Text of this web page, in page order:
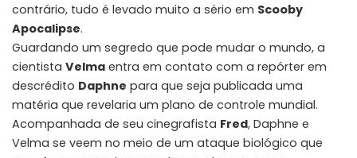
contrário, tudo é levado muito a sério em Scooby
Apocalipse.
Guardando um segredo que pode mudar o mundo, a
cientista Velma entra em contato com a repórter em
descrédito Daphne para que seja publicada uma
matéria que revelaria um plano de controle mundial.
Acompanhada de seu cinegrafista Fred, Daphne e
Velma se veem no meio de um ataque biológico que